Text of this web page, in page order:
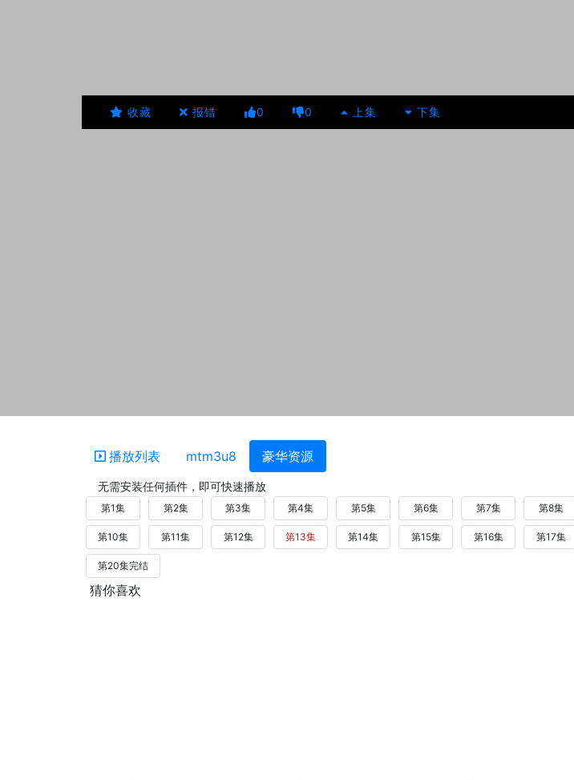
收藏 报错 0 0 上集 下集
播放列表 mtm3u8 豪华资源
无需安装任何插件，即可快速播放
第1集 第2集 第3集 第4集 第5集 第6集 第7集 第8集
第10集 第11集 第12集 第13集 第14集 第15集 第16集 第17集
第20集完结
猜你喜欢